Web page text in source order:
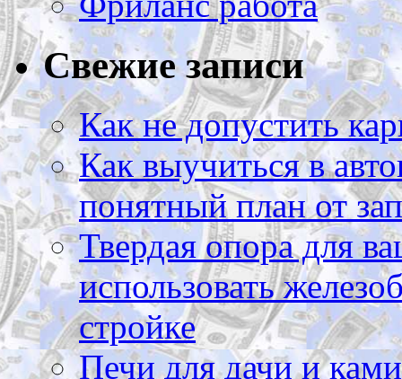
Свежие записи
Как не допустить
Как выучиться в
понятный план от
Твердая опора для
использовать
стройке
Печи для дачи и